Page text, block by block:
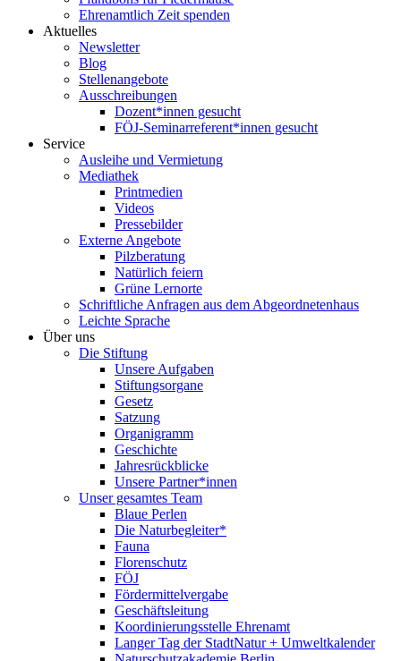
Ehrenamtlich Zeit spenden
Aktuelles
Newsletter
Blog
Stellenangebote
Ausschreibungen
Dozent*innen gesucht
FÖJ-Seminarreferent*innen gesucht
Service
Ausleihe und Vermietung
Mediathek
Printmedien
Videos
Pressebilder
Externe Angebote
Pilzberatung
Natürlich feiern
Grüne Lernorte
Schriftliche Anfragen aus dem Abgeordnetenhaus
Leichte Sprache
Über uns
Die Stiftung
Unsere Aufgaben
Stiftungsorgane
Gesetz
Satzung
Organigramm
Geschichte
Jahresrückblicke
Unsere Partner*innen
Unser gesamtes Team
Blaue Perlen
Die Naturbegleiter*
Fauna
Florenschutz
FÖJ
Fördermittelvergabe
Geschäftsleitung
Koordinierungsstelle Ehrenamt
Langer Tag der StadtNatur + Umweltkalender